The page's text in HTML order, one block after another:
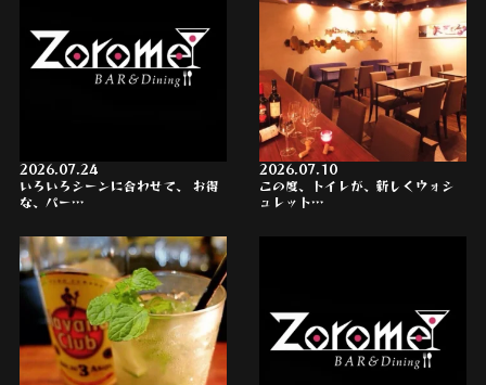
2026.07.24
いろいろシーンに合わせて、 お得
な、パー…
2026.07.10
この度、トイレが、新しくウォシ
ュレット…